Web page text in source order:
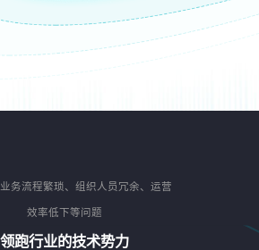
务流程繁琐、组织人员冗余、运营
效率低下等问题
领跑行业的技术势力